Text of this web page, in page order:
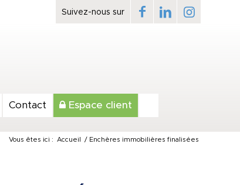
Contact Espace client
Vous êtes ici : Accueil / Enchères immobilières finalisées